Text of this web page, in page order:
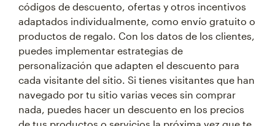
códigos de descuento, ofertas y otros incentivos
adaptados individualmente, como envío gratuito o
productos de regalo. Con los datos de los clientes,
puedes implementar estrategias de
personalización que adapten el descuento para
cada visitante del sitio. Si tienes visitantes que han
navegado por tu sitio varias veces sin comprar
nada, puedes hacer un descuento en los precios